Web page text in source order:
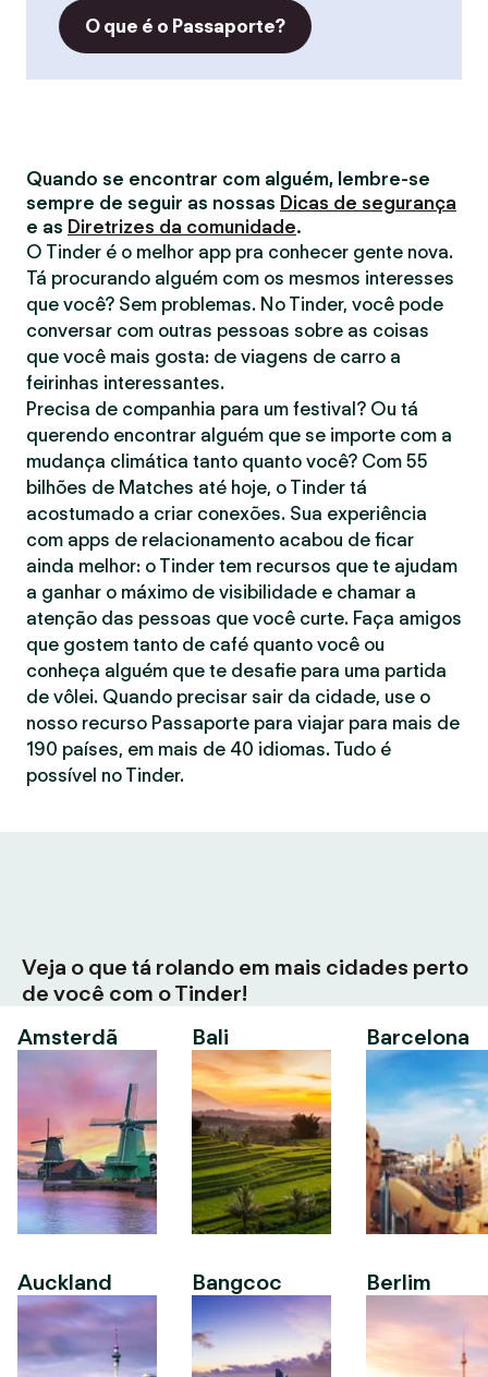
O que é o Passaporte?
Quando se encontrar com alguém, lembre-se
sempre de seguir as nossas Dicas de segurança
e as Diretrizes da comunidade.
O Tinder é o melhor app pra conhecer gente nova.
Tá procurando alguém com os mesmos interesses
que você? Sem problemas. No Tinder, você pode
conversar com outras pessoas sobre as coisas
que você mais gosta: de viagens de carro a
feirinhas interessantes.
Precisa de companhia para um festival? Ou tá
querendo encontrar alguém que se importe com a
mudança climática tanto quanto você? Com 55
bilhões de Matches até hoje, o Tinder tá
acostumado a criar conexões. Sua experiência
com apps de relacionamento acabou de ficar
ainda melhor: o Tinder tem recursos que te ajudam
a ganhar o máximo de visibilidade e chamar a
atenção das pessoas que você curte. Faça amigos
que gostem tanto de café quanto você ou
conheça alguém que te desafie para uma partida
de vôlei. Quando precisar sair da cidade, use o
nosso recurso Passaporte para viajar para mais de
190 países, em mais de 40 idiomas. Tudo é
possível no Tinder.
Veja o que tá rolando em mais cidades perto
de você com o Tinder!
Amsterdã
Auckland
Bali
Bangcoc
Barcelona
Berlim